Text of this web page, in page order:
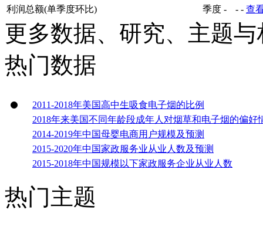
利润总额(单季度环比)
季度 - - - 查
更多数据、研究、主题
热门数据
2011-2018年美国高中生吸食电子烟的比例
2018年来美国不同年龄段成年人对烟草和电子烟的偏好
2014-2019年中国母婴电商用户规模及预测
2015-2020年中国家政服务业从业人数及预测
2015-2018年中国规模以下家政服务企业从业人数
热门主题